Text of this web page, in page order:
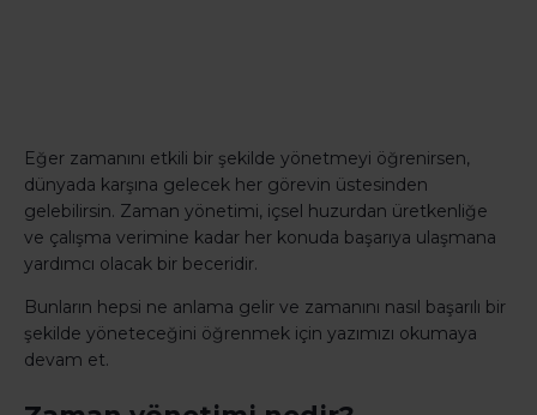
Eğer zamanını etkili bir şekilde yönetmeyi öğrenirsen,
dünyada karşına gelecek her görevin üstesinden
gelebilirsin. Zaman yönetimi, içsel huzurdan üretkenliğe
ve çalışma verimine kadar her konuda başarıya ulaşmana
yardımcı olacak bir beceridir.
Bunların hepsi ne anlama gelir ve zamanını nasıl başarılı bir
şekilde yöneteceğini öğrenmek için yazımızı okumaya
devam et.